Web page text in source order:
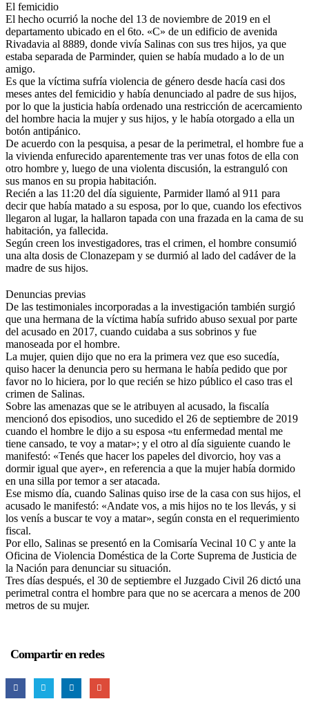
El femicidio
El hecho ocurrió la noche del 13 de noviembre de 2019 en el
departamento ubicado en el 6to. «C» de un edificio de avenida
Rivadavia al 8889, donde vivía Salinas con sus tres hijos, ya que
estaba separada de Parminder, quien se había mudado a lo de un
amigo.
Es que la víctima sufría violencia de género desde hacía casi dos
meses antes del femicidio y había denunciado al padre de sus hijos,
por lo que la justicia había ordenado una restricción de acercamiento
del hombre hacia la mujer y sus hijos, y le había otorgado a ella un
botón antipánico.
De acuerdo con la pesquisa, a pesar de la perimetral, el hombre fue a
la vivienda enfurecido aparentemente tras ver unas fotos de ella con
otro hombre y, luego de una violenta discusión, la estranguló con
sus manos en su propia habitación.
Recién a las 11:20 del día siguiente, Parmider llamó al 911 para
decir que había matado a su esposa, por lo que, cuando los efectivos
llegaron al lugar, la hallaron tapada con una frazada en la cama de su
habitación, ya fallecida.
Según creen los investigadores, tras el crimen, el hombre consumió
una alta dosis de Clonazepam y se durmió al lado del cadáver de la
madre de sus hijos.
Denuncias previas
De las testimoniales incorporadas a la investigación también surgió
que una hermana de la víctima había sufrido abuso sexual por parte
del acusado en 2017, cuando cuidaba a sus sobrinos y fue
manoseada por el hombre.
La mujer, quien dijo que no era la primera vez que eso sucedía,
quiso hacer la denuncia pero su hermana le había pedido que por
favor no lo hiciera, por lo que recién se hizo público el caso tras el
crimen de Salinas.
Sobre las amenazas que se le atribuyen al acusado, la fiscalía
mencionó dos episodios, uno sucedido el 26 de septiembre de 2019
cuando el hombre le dijo a su esposa «tu enfermedad mental me
tiene cansado, te voy a matar»; y el otro al día siguiente cuando le
manifestó: «Tenés que hacer los papeles del divorcio, hoy vas a
dormir igual que ayer», en referencia a que la mujer había dormido
en una silla por temor a ser atacada.
Ese mismo día, cuando Salinas quiso irse de la casa con sus hijos, el
acusado le manifestó: «Andate vos, a mis hijos no te los llevás, y si
los venís a buscar te voy a matar», según consta en el requerimiento
fiscal.
Por ello, Salinas se presentó en la Comisaría Vecinal 10 C y ante la
Oficina de Violencia Doméstica de la Corte Suprema de Justicia de
la Nación para denunciar su situación.
Tres días después, el 30 de septiembre el Juzgado Civil 26 dictó una
perimetral contra el hombre para que no se acercara a menos de 200
metros de su mujer.
Compartir en redes